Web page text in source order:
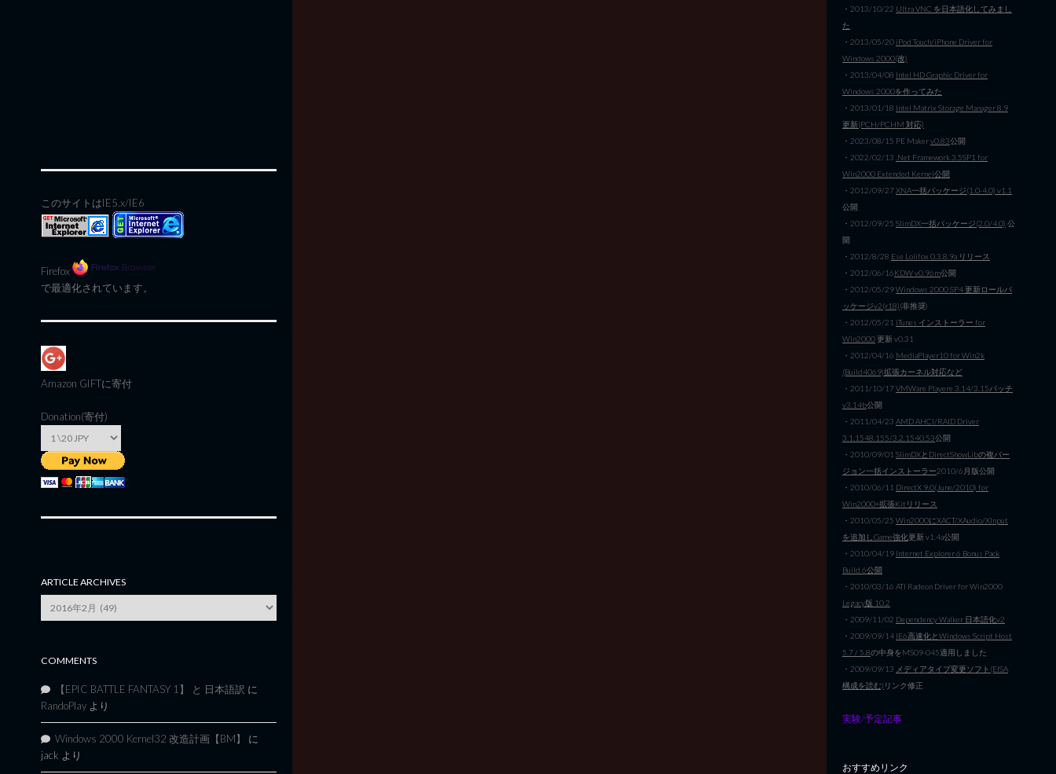
このサイトはIE5.x/IE6
Firefox
で最適化されています。
Amazon GIFTに寄付
Donation(寄付)
ARTICLE ARCHIVES
Archives
COMMENTS
【EPIC BATTLE FANTASY 1】 と 日本語訳 に
RandoPlay より
Windows 2000 Kernel32 改造計画【BM】
に
jack より
・2013/10/22 Ultra VNC を日本語化してみまし
た
・2013/05/20 iPod Touch/iPhone Driver for
Windows 2000(改)
・2013/04/08 Intel HD Graphic Driver for
Windows 2000を作ってみた
・2013/01/18 Intel Matrix Storage Manager 8.9
更新(PCH/PCHM 対応)
・2023/08/15 PE Makerv0.83公開
・2022/02/13 .Net Framework 3.5SP1 for
Win2000 Extended Kernel公開
・2012/09/27XNA一括パッケージ(1.0-4.0) v1.1
公開
・2012/09/25 SlimDX一括パッケージ(2.0/4.0) 公
開
・2012/8/28 Ese Lolifox 0.3.8.9a リリース
・2012/06/16KDW v0.96m公開
・2012/05/29Windows 2000 SP4 更新ロールパ
ッケージv2(r18)(非推奨)
・2012/05/21 iTunes インストーラー for
Win2000更新 v0.31
・2012/04/16 MediaPlayer10 for Win2k
(Build4069)拡張カーネル対応など
・2011/10/17VMWare Playere 3.14/3.15パッチ
v3.14b公開
・2011/04/23 AMD AHCI/RAID Driver
3.1.1548.155/3.2.1540.53公開
・2010/09/01 SlimDXとDirectShowLibの複バー
ジョン一括インストーラー2010/6月版公開
・2010/06/11 DirectX 9.0(June/2010) for
Win2000+拡張Kitリリース
・2010/05/25 Win2000にXACT/XAudio/XInput
を追加しGame強化更新 v1.4a公開
・2010/04/19 Internet Explorer 6 Bonus Pack
Build 6公開
・2010/03/16 ATI Radeon Driver for Win2000
Legacy版 10.2
・2009/11/02 Dependency Walker 日本語化v2
・2009/09/14 IE6高速化とWindows Script Host
5.7 / 5.8の中身をMS09-045適用しました
・2009/09/13 メディアタイプ変更ソフト(EISA
構成を読む) リンク修正
実験/予定記事
おすすめリンク